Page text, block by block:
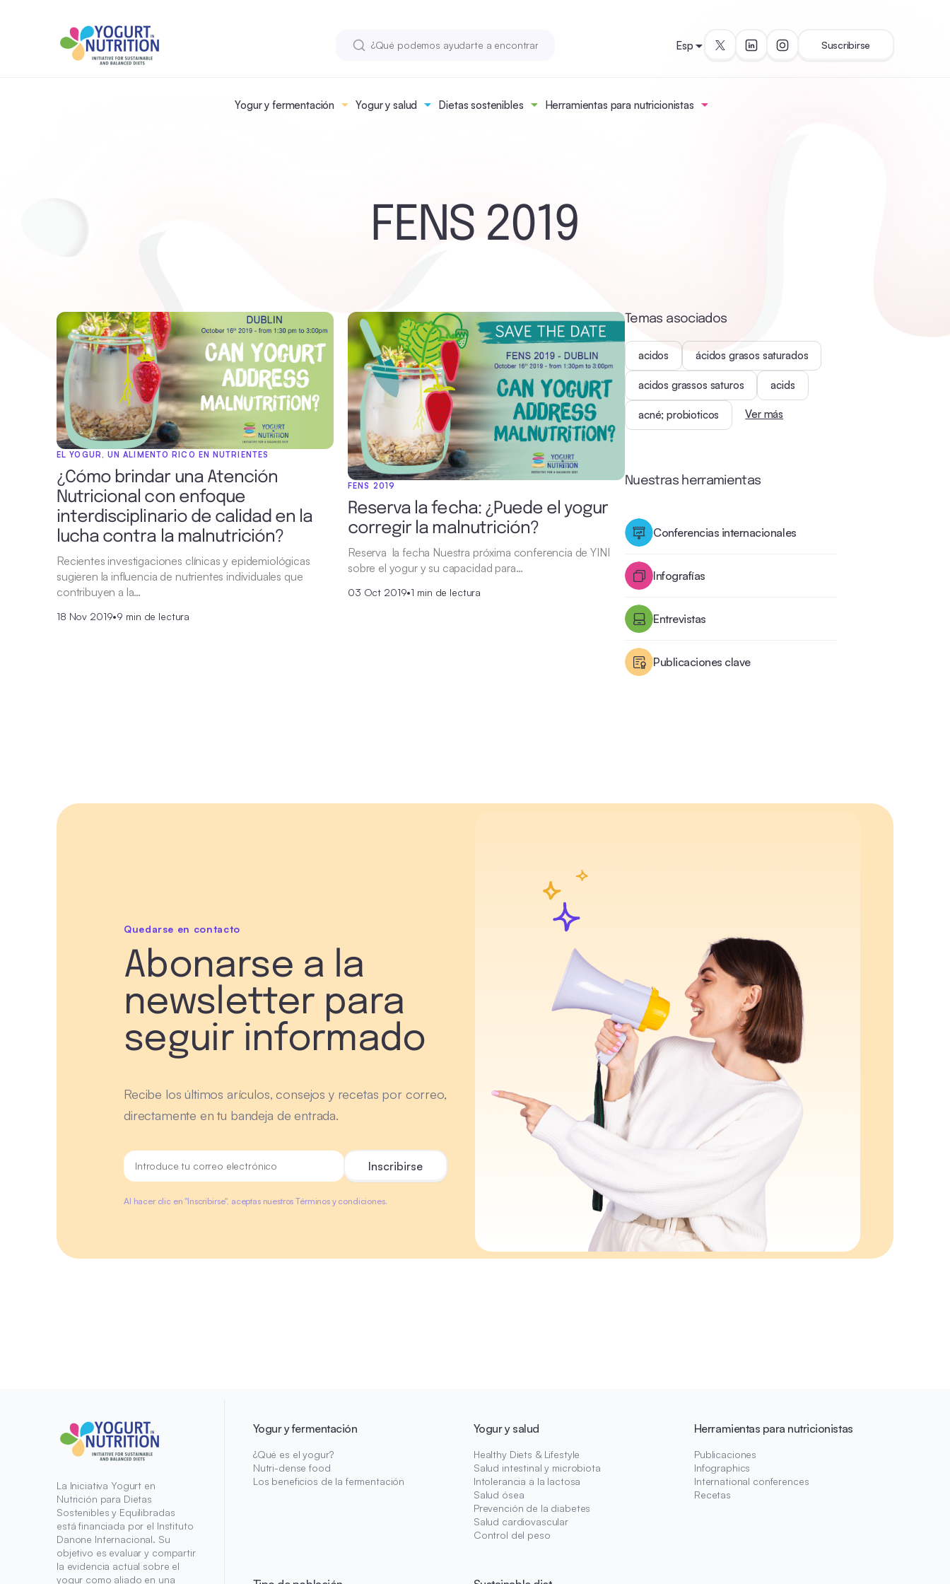
Yogur y fermentación Yogur y salud Dietas sostenibles Herramientas para nutricionistas
Esp Suscribirse
FENS 2019
EL YOGUR, UN ALIMENTO RICO EN NUTRIENTES
¿Cómo brindar una Atención
Nutricional con enfoque
interdisciplinario de calidad en la
lucha contra la malnutrición?
Recientes investigaciones clínicas y epidemiológicas
sugieren la influencia de nutrientes individuales que
contribuyen a la…
18 Nov 2019•9 min de lectura
FENS 2019
Reserva la fecha: ¿Puede el yogur
corregir la malnutrición?
Reserva la fecha Nuestra próxima conferencia de YINI
sobre el yogur y su capacidad para…
03 Oct 2019•1 min de lectura
Temas asociados
acidos ácidos grasos saturados
acidos grassos saturos acids
acné; probioticos Ver más
Nuestras herramientas
Conferencias internacionales
Infografías
Entrevistas
Publicaciones clave
Quedarse en contacto
Abonarse a la
newsletter para
seguir informado
Recibe los últimos arículos, consejos y recetas por correo,
directamente en tu bandeja de entrada.
Al hacer clic en "Inscribirse", aceptas nuestros Términos y condiciones.
Yogur y fermentación
¿Qué es el yogur?
Nutri-dense food
Los beneficios de la fermentación
Yogur y salud
Healthy Diets & Lifestyle
Salud intestinal y microbiota
Intolerancia a la lactosa
Salud ósea
Prevención de la diabetes
Salud cardiovascular
Control del peso
Herramientas para nutricionistas
Publicaciones
Infographics
International conferences
Recetas
La Iniciativa Yogurt en
Nutrición para Dietas
Sostenibles y Equilibradas
está financiada por el Instituto
Danone Internacional. Su
objetivo es evaluar y compartir
la evidencia actual sobre el
yogur como aliado en una